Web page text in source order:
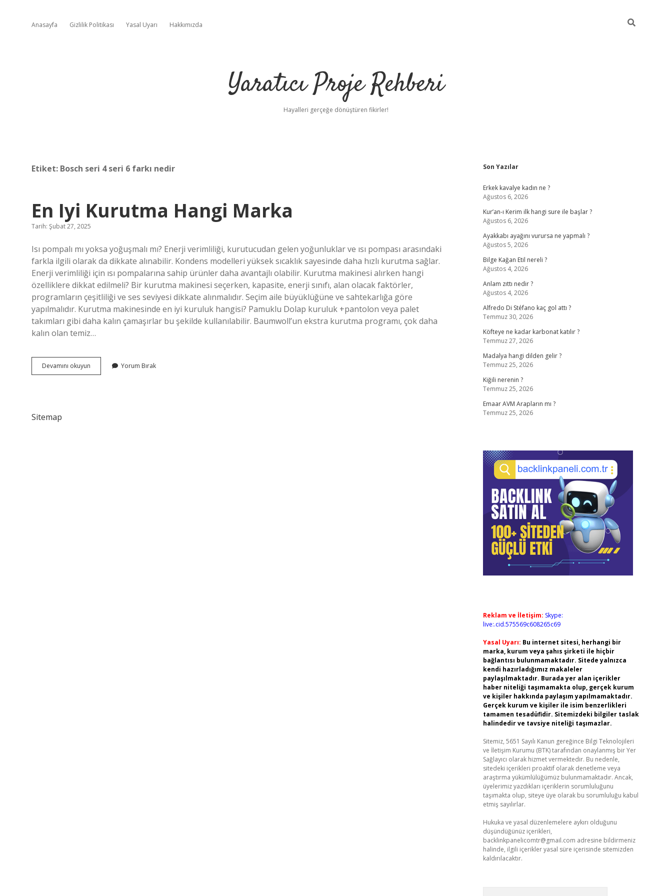
Anasayfa Gizlilik Politikası Yasal Uyarı Hakkımızda
Yaratıcı Proje Rehberi
Hayalleri gerçeğe dönüştüren fikirler!
Etiket: Bosch seri 4 seri 6 farkı nedir
En Iyi Kurutma Hangi Marka
Tarih: Şubat 27, 2025
Isı pompalı mı yoksa yoğuşmalı mı? Enerji verimliliği, kurutucudan gelen yoğunluklar ve ısı pompası arasındaki
farkla ilgili olarak da dikkate alınabilir. Kondens modelleri yüksek sıcaklık sayesinde daha hızlı kurutma sağlar.
Enerji verimliliği için ısı pompalarına sahip ürünler daha avantajlı olabilir. Kurutma makinesi alırken hangi
özelliklere dikkat edilmeli? Bir kurutma makinesi seçerken, kapasite, enerji sınıfı, alan olacak faktörler,
programların çeşitliliği ve ses seviyesi dikkate alınmalıdır. Seçim aile büyüklüğüne ve sahtekarlığa göre
yapılmalıdır. Kurutma makinesinde en iyi kuruluk hangisi? Pamuklu Dolap kuruluk +pantolon veya palet
takımları gibi daha kalın çamaşırlar bu şekilde kullanılabilir. Baumwoll’un ekstra kurutma programı, çok daha
kalın olan temiz…
Devamını okuyun
Iyi
Yorum Bırak
Sitemap
Sidebar
Son Yazılar
Erkek kavalye kadın ne ?
Ağustos 6, 2026
Kur’an-ı Kerim ilk hangi sure ile başlar ?
Ağustos 6, 2026
Ayakkabı ayağını vurursa ne yapmalı ?
Ağustos 5, 2026
Bilge Kağan Etil nereli ?
Ağustos 4, 2026
Anlam zıttı nedir ?
Ağustos 4, 2026
Alfredo Di Stéfano kaç gol attı ?
Temmuz 30, 2026
Köfteye ne kadar karbonat katılır ?
Temmuz 27, 2026
Madalya hangi dilden gelir ?
Temmuz 25, 2026
Kiğili nerenin ?
Temmuz 25, 2026
Emaar AVM Arapların mı ?
Temmuz 25, 2026
Reklam ve İletişim: Skype:
live:.cid.575569c608265c69
Yasal Uyarı: Bu internet sitesi, herhangi bir
marka, kurum veya şahıs şirketi ile hiçbir
bağlantısı bulunmamaktadır. Sitede yalnızca
kendi hazırladığımız makaleler
paylaşılmaktadır. Burada yer alan içerikler
haber niteliği taşımamakta olup, gerçek kurum
ve kişiler hakkında paylaşım yapılmamaktadır.
Gerçek kurum ve kişiler ile isim benzerlikleri
tamamen tesadüfidir. Sitemizdeki bilgiler taslak
halindedir ve tavsiye niteliği taşımazlar.
Sitemiz, 5651 Sayılı Kanun gereğince Bilgi Teknolojileri
ve İletişim Kurumu (BTK) tarafından onaylanmış bir Yer
Sağlayıcı olarak hizmet vermektedir. Bu nedenle,
sitedeki içerikleri proaktif olarak denetleme veya
araştırma yükümlülüğümüz bulunmamaktadır. Ancak,
üyelerimiz yazdıkları içeriklerin sorumluluğunu
taşımakta olup, siteye üye olarak bu sorumluluğu kabul
etmiş sayılırlar.
Hukuka ve yasal düzenlemelere aykırı olduğunu
düşündüğünüz içerikleri,
backlinkpanelicomtr@gmail.com adresine bildirmeniz
halinde, ilgili içerikler yasal süre içerisinde sitemizden
kaldırılacaktır.
ilbet mobil giriş